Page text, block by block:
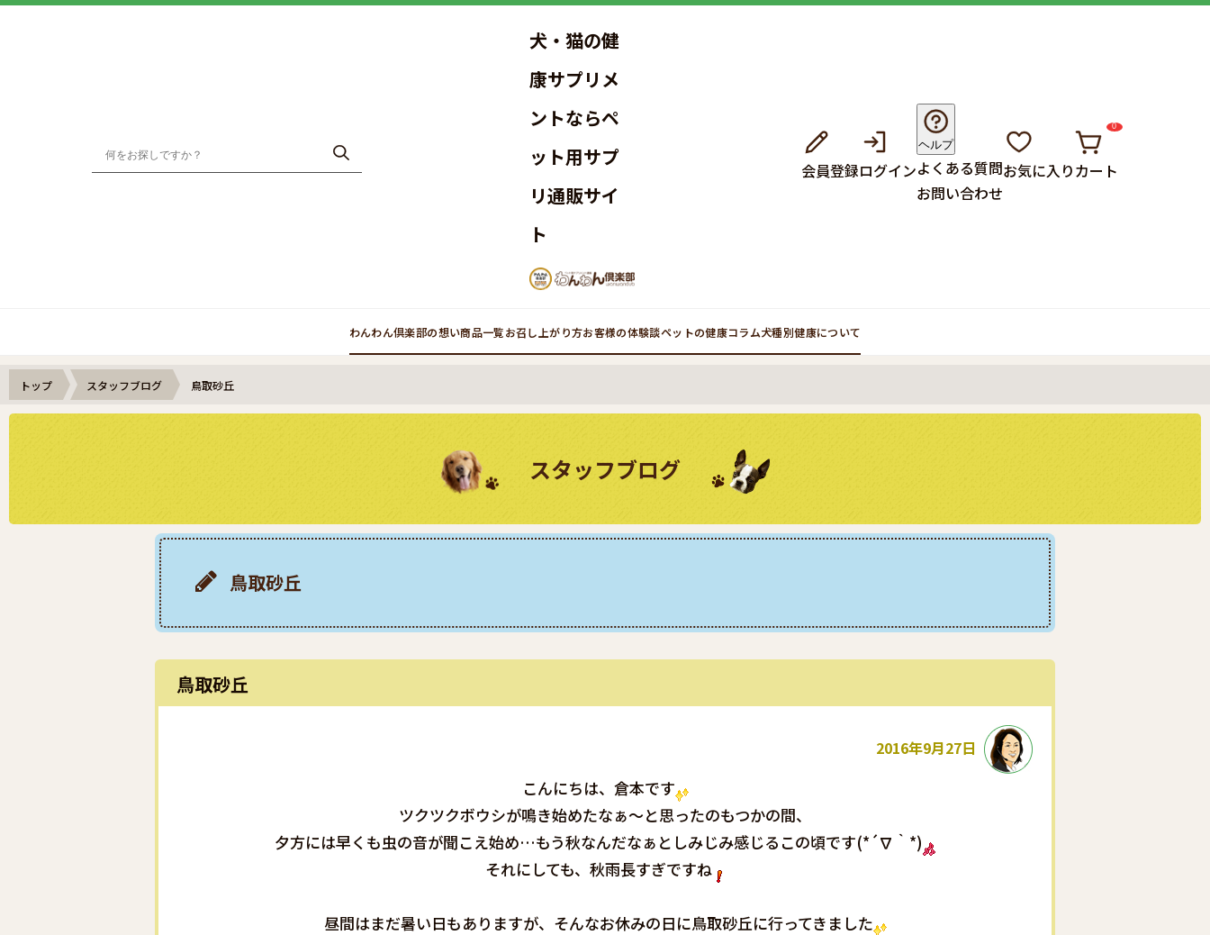
犬・猫の健
康サプリメ
ントならペ
ット用サプ
リ通販サイ
ト
会員登録ログイン
ヘルプ
よくある質問
お問い合わせ
お気に入りカート
0
わんわん倶楽部の想い商品一覧お召し上がり方お客様の体験談ペットの健康コラム犬種別健康について
トップ スタッフブログ 鳥取砂丘
スタッフブログ
鳥取砂丘
鳥取砂丘
2016年9月27日
こんにちは、倉本です
ツクツクボウシが鳴き始めたなぁ～と思ったのもつかの間、
夕方には早くも虫の音が聞こえ始め…もう秋なんだなぁとしみじみ感じるこの頃です(*´∇｀*)
それにしても、秋雨長すぎですね
昼間はまだ暑い日もありますが、そんなお休みの日に鳥取砂丘に行ってきました